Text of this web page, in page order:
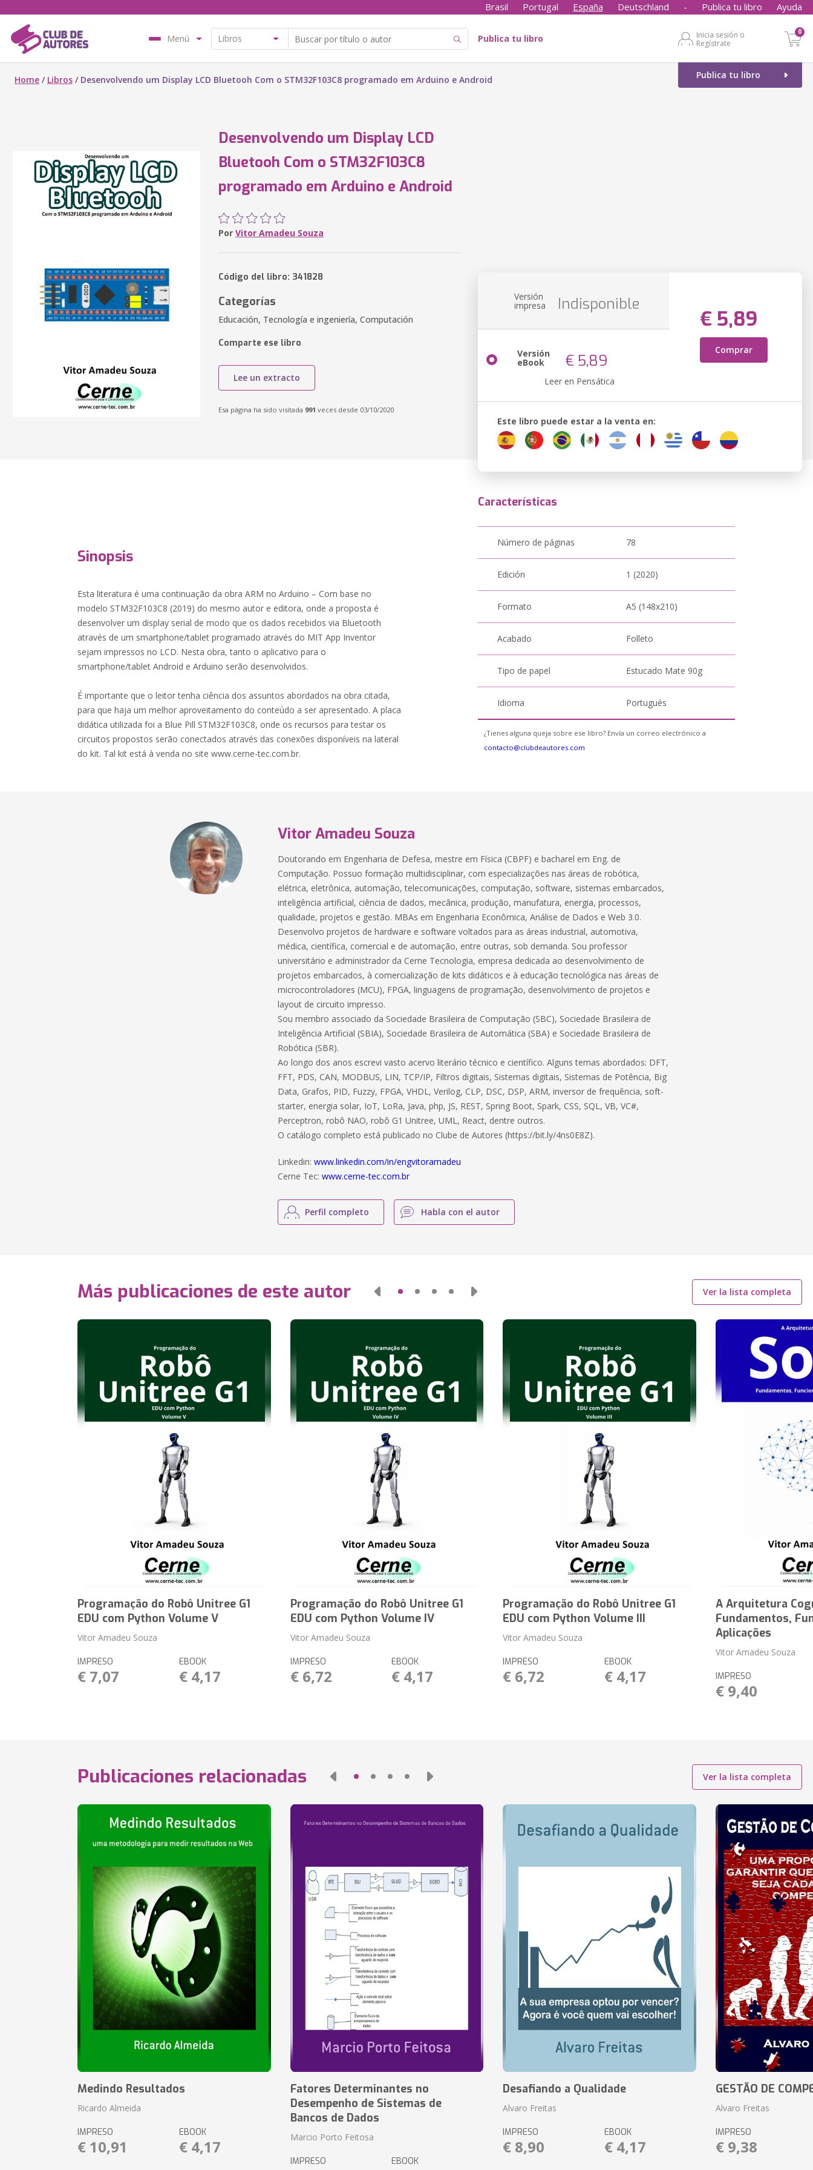
Brasil Portugal España Deutschland - Publica tu libro Ayuda
Menú Publica tu libro
Inicia sesión o
Regístrate
0
Publica tu libro
Home / Libros / Desenvolvendo um Display LCD Bluetooh Com o STM32F103C8 programado em Arduino e Android
Desenvolvendo um Display LCD
Bluetooh Com o STM32F103C8
programado em Arduino e Android
Por Vitor Amadeu Souza
Código del libro: 341828
Categorías
Educación, Tecnología e ingeniería, Computación
Comparte ese libro
Lee un extracto
Esa página ha sido visitada 991 veces desde 03/10/2020
Versión
impresa Indisponible
€ 5,89
Comprar
Versión
eBook € 5,89
Leer en Pensática
Este libro puede estar a la venta en:
Sinopsis
Esta literatura é uma continuação da obra ARM no Arduino – Com base no
modelo STM32F103C8 (2019) do mesmo autor e editora, onde a proposta é
desenvolver um display serial de modo que os dados recebidos via Bluetooth
através de um smartphone/tablet programado através do MIT App Inventor
sejam impressos no LCD. Nesta obra, tanto o aplicativo para o
smartphone/tablet Android e Arduino serão desenvolvidos.
É importante que o leitor tenha ciência dos assuntos abordados na obra citada,
para que haja um melhor aproveitamento do conteúdo a ser apresentado. A placa
didática utilizada foi a Blue Pill STM32F103C8, onde os recursos para testar os
circuitos propostos serão conectados através das conexões disponíveis na lateral
do kit. Tal kit está à venda no site www.cerne-tec.com.br.
Características
Número de páginas 78
Edición 1 (2020)
Formato A5 (148x210)
Acabado Folleto
Tipo de papel Estucado Mate 90g
Idioma Portugués
¿Tienes alguna queja sobre ese libro? Envía un correo electrónico a
contacto@clubdeautores.com
Vitor Amadeu Souza
Doutorando em Engenharia de Defesa, mestre em Física (CBPF) e bacharel em Eng. de
Computação. Possuo formação multidisciplinar, com especializações nas áreas de robótica,
elétrica, eletrônica, automação, telecomunicações, computação, software, sistemas embarcados,
inteligência artificial, ciência de dados, mecânica, produção, manufatura, energia, processos,
qualidade, projetos e gestão. MBAs em Engenharia Econômica, Análise de Dados e Web 3.0.
Desenvolvo projetos de hardware e software voltados para as áreas industrial, automotiva,
médica, científica, comercial e de automação, entre outras, sob demanda. Sou professor
universitário e administrador da Cerne Tecnologia, empresa dedicada ao desenvolvimento de
projetos embarcados, à comercialização de kits didáticos e à educação tecnológica nas áreas de
microcontroladores (MCU), FPGA, linguagens de programação, desenvolvimento de projetos e
layout de circuito impresso.
Sou membro associado da Sociedade Brasileira de Computação (SBC), Sociedade Brasileira de
Inteligência Artificial (SBIA), Sociedade Brasileira de Automática (SBA) e Sociedade Brasileira de
Robótica (SBR).
Ao longo dos anos escrevi vasto acervo literário técnico e científico. Alguns temas abordados: DFT,
FFT, PDS, CAN, MODBUS, LIN, TCP/IP, Filtros digitais, Sistemas digitais, Sistemas de Potência, Big
Data, Grafos, PID, Fuzzy, FPGA, VHDL, Verilog, CLP, DSC, DSP, ARM, inversor de frequência, soft-
starter, energia solar, IoT, LoRa, Java, php, JS, REST, Spring Boot, Spark, CSS, SQL, VB, VC#,
Perceptron, robô NAO, robô G1 Unitree, UML, React, dentre outros.
O catálogo completo está publicado no Clube de Autores (https://bit.ly/4ns0E8Z).
Linkedin:www.linkedin.com/in/engvitoramadeu
Cerne Tec:www.cerne-tec.com.br
Perfil completo Habla con el autor
Más publicaciones de este autor Ver la lista completa
Programação do Robô Unitree G1
EDU com Python Volume V
Vitor Amadeu Souza
IMPRESO
€ 7,07
EBOOK
€ 4,17
Programação do Robô Unitree G1
EDU com Python Volume IV
Vitor Amadeu Souza
IMPRESO
€ 6,72
EBOOK
€ 4,17
Programação do Robô Unitree G1
EDU com Python Volume III
Vitor Amadeu Souza
IMPRESO
€ 6,72
EBOOK
€ 4,17
A Arquitetura
Fundamentos,
Aplicações
Vitor Amadeu Souza
IMPRESO
€ 9,40
Publicaciones relacionadas Ver la lista completa
Medindo Resultados
Ricardo Almeida
IMPRESO
€ 10,91
EBOOK
€ 4,17
Fatores Determinantes no
Desempenho de Sistemas de
Bancos de Dados
Marcio Porto Feitosa
IMPRESO EBOOK
Desafiando a Qualidade
Alvaro Freitas
IMPRESO
€ 8,90
EBOOK
€ 4,17
GESTÃO DE
Alvaro Freitas
IMPRESO
€ 9,38